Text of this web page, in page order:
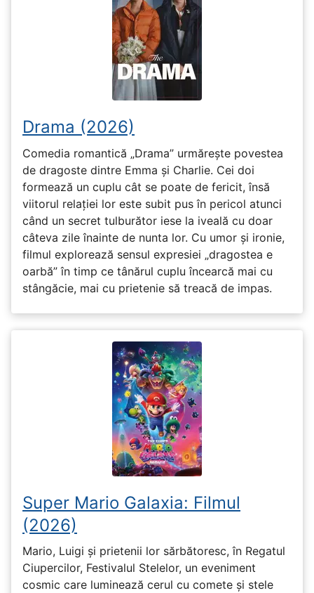
Drama (2026)
Comedia romantică „Drama” urmărește povestea
de dragoste dintre Emma și Charlie. Cei doi
formează un cuplu cât se poate de fericit, însă
viitorul relației lor este subit pus în pericol atunci
când un secret tulburător iese la iveală cu doar
câteva zile înainte de nunta lor. Cu umor și ironie,
filmul explorează sensul expresiei „dragostea e
oarbă” în timp ce tânărul cuplu încearcă mai cu
stângăcie, mai cu prietenie să treacă de impas.
Super Mario Galaxia: Filmul
(2026)
Mario, Luigi și prietenii lor sărbătoresc, în Regatul
Ciupercilor, Festivalul Stelelor, un eveniment
cosmic care luminează cerul cu comete și stele